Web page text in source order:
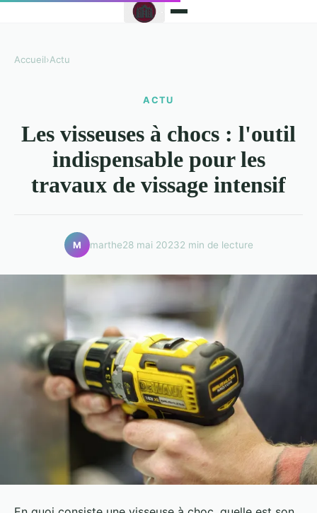
Accueil›Actu
ACTU
Les visseuses à chocs : l'outil
indispensable pour les
travaux de vissage intensif
M marthe28 mai 20232 min de lecture